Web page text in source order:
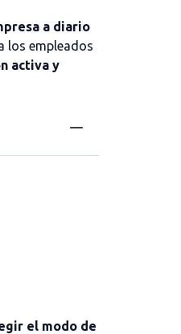
a diario
los empleados
activa y
el modo de